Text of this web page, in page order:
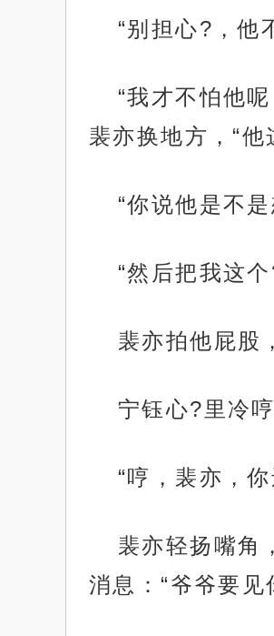
“别担心?，他
“我才不怕他
裴亦换地方，“
“你说他是不
“然后把我这
裴亦拍他屁股
宁钰心?里冷
“哼，裴亦，
裴亦轻扬嘴角
消息：“爷爷要